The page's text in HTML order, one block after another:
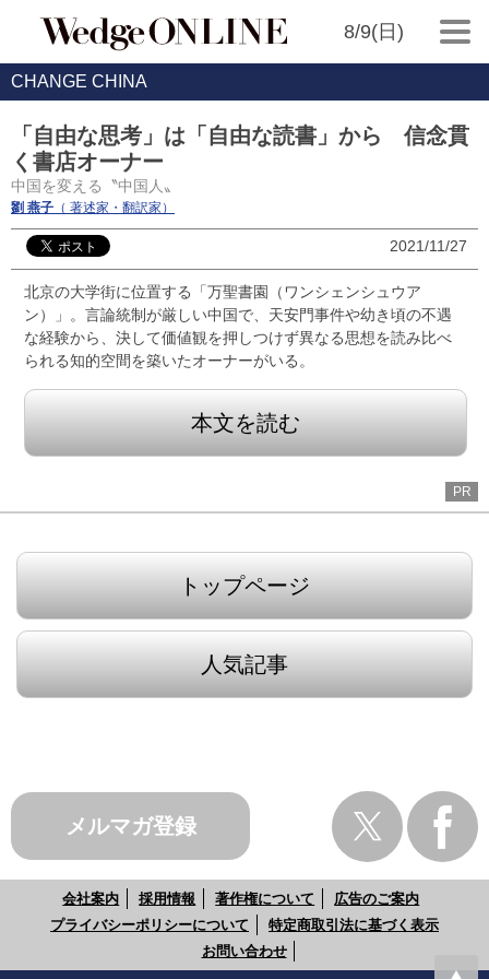
8/9(日)
CHANGE CHINA
「自由な思考」は「自由な読書」から 信念貫
く書店オーナー
中国を変える〝中国人〟
劉 燕子 （ 著述家・翻訳家）
2021/11/27
北京の大学街に位置する「万聖書園（ワンシェンシュウア
ン）」。言論統制が厳しい中国で、天安門事件や幼き頃の不遇
な経験から、決して価値観を押しつけず異なる思想を読み比べ
られる知的空間を築いたオーナーがいる。
本文を読む
PR
トップページ
人気記事
メルマガ登録
会社案内 採用情報 著作権について
広告のご案内
プライバシーポリシーについて
特定商取引法に基づく表示
お問い合わせ